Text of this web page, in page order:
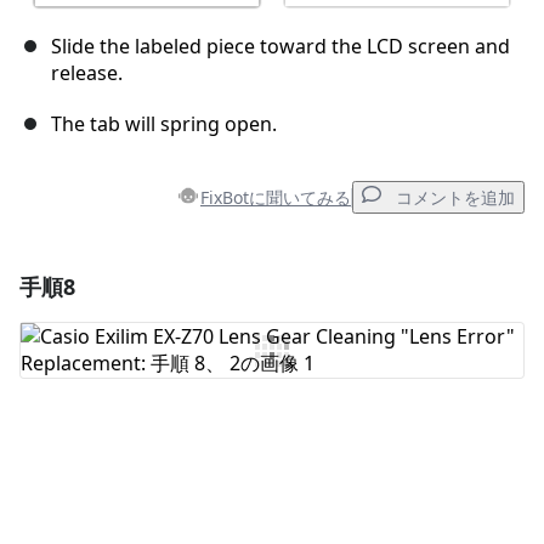
Slide the labeled piece toward the LCD screen and
release.
The tab will spring open.
FixBotに聞いてみる コメントを追加
コメントを追加
手順8